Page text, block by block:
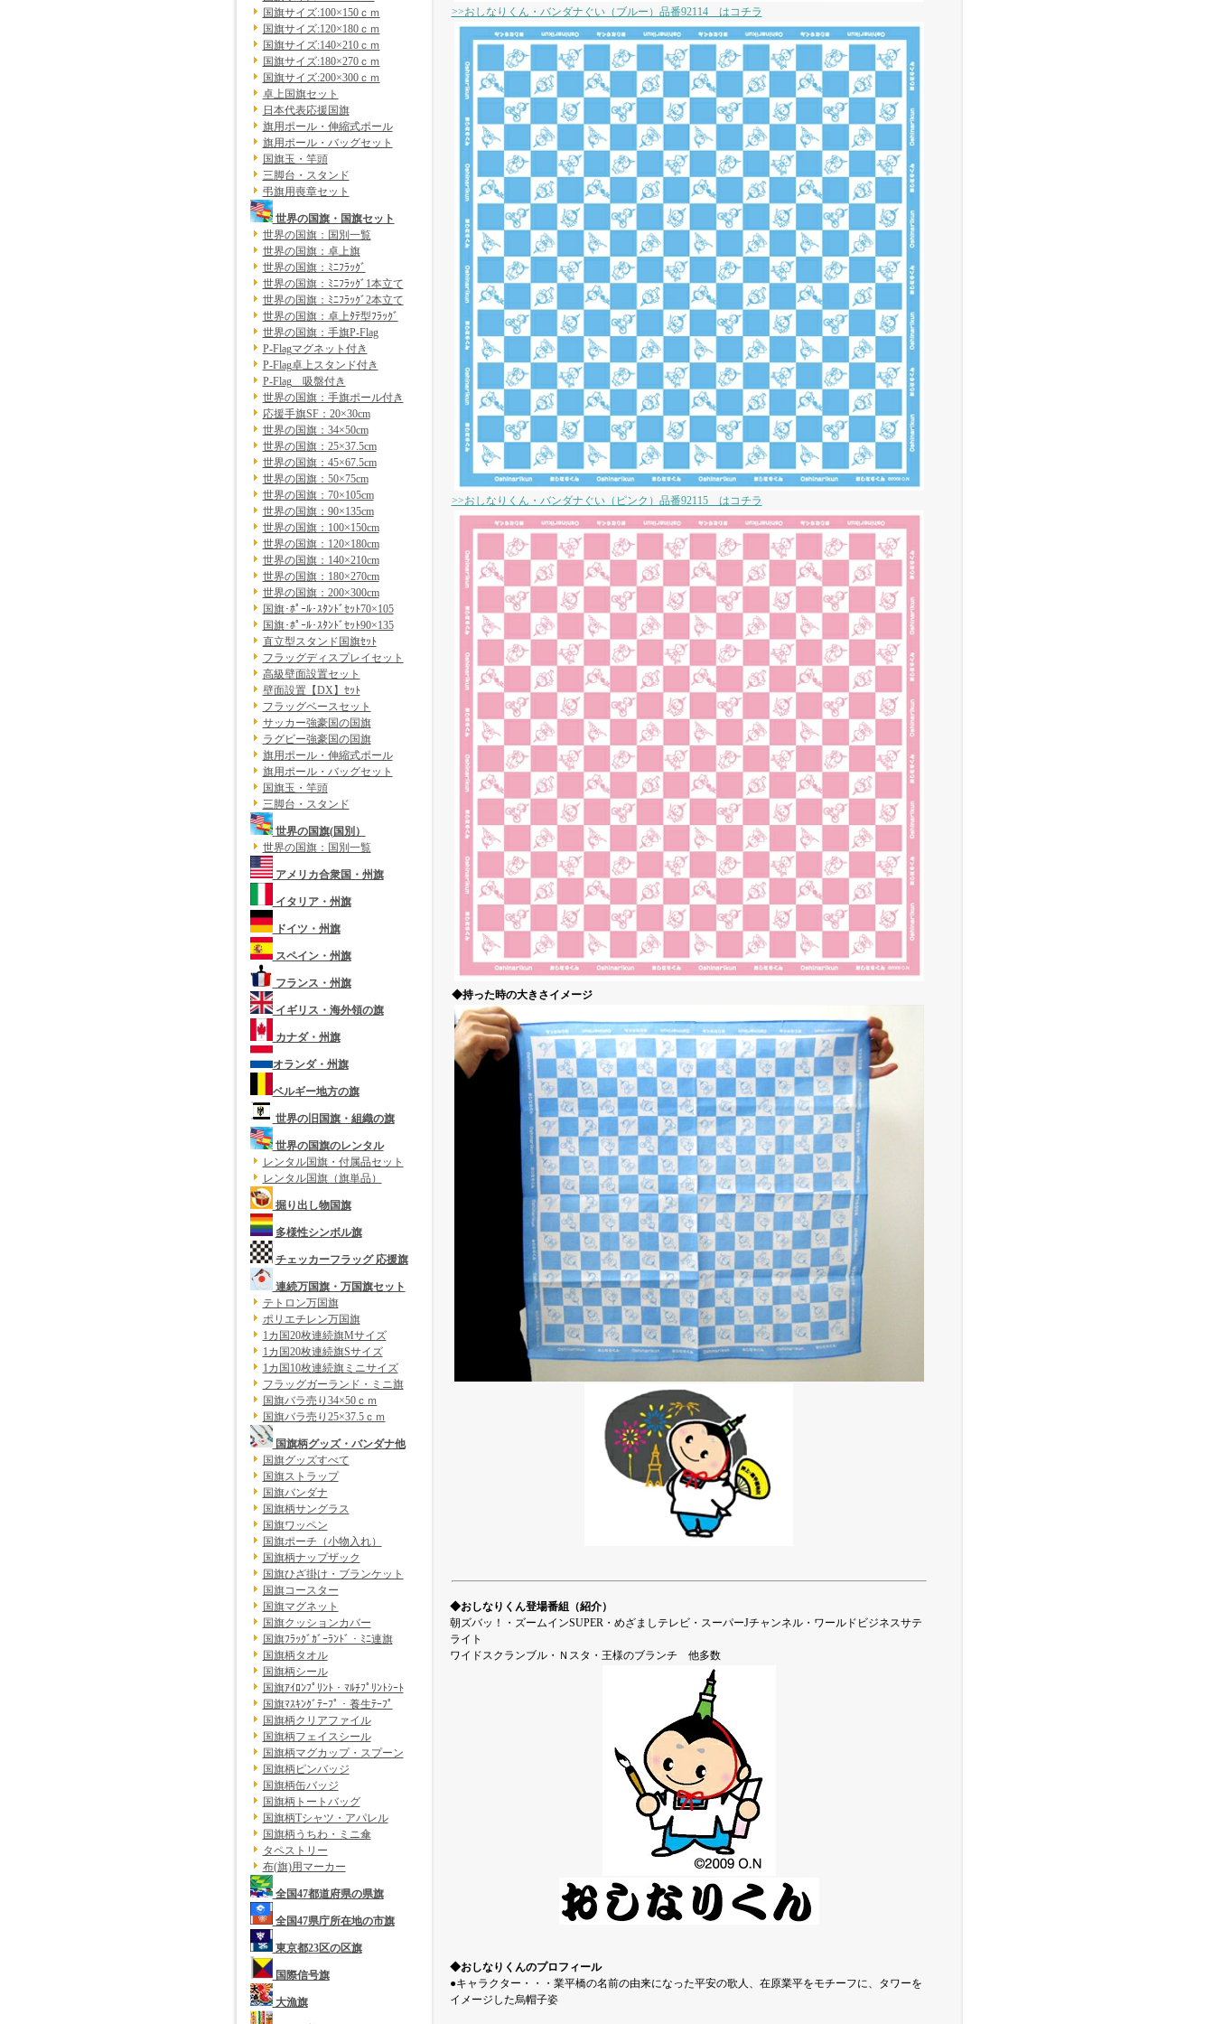
国旗サイズ:100×150ｃｍ
国旗サイズ:120×180ｃｍ
国旗サイズ:140×210ｃｍ
国旗サイズ:180×270ｃｍ
国旗サイズ:200×300ｃｍ
卓上国旗セット
日本代表応援国旗
旗用ポール・伸縮式ポール
旗用ポール・バッグセット
国旗玉・竿頭
三脚台・スタンド
弔旗用喪章セット
世界の国旗・国旗セット
世界の国旗：国別一覧
世界の国旗：卓上旗
世界の国旗：ﾐﾆﾌﾗｯｸﾞ
世界の国旗：ﾐﾆﾌﾗｯｸﾞ1本立て
世界の国旗：ﾐﾆﾌﾗｯｸﾞ2本立て
世界の国旗：卓上ﾀﾃ型ﾌﾗｯｸﾞ
世界の国旗：手旗P-Flag
P-Flagマグネット付き
P-Flag卓上スタンド付き
P-Flag 吸盤付き
世界の国旗：手旗ポール付き
応援手旗SF：20×30cm
世界の国旗：34×50cm
世界の国旗：25×37.5cm
世界の国旗：45×67.5cm
世界の国旗：50×75cm
世界の国旗：70×105cm
世界の国旗：90×135cm
世界の国旗：100×150cm
世界の国旗：120×180cm
世界の国旗：140×210cm
世界の国旗：180×270cm
世界の国旗：200×300cm
国旗･ﾎﾟｰﾙ･ｽﾀﾝﾄﾞｾｯﾄ70×105
国旗･ﾎﾟｰﾙ･ｽﾀﾝﾄﾞｾｯﾄ90×135
直立型スタンド国旗ｾｯﾄ
フラッグディスプレイセット
高級壁面設置セット
壁面設置【DX】ｾｯﾄ
フラッグベースセット
サッカー強豪国の国旗
ラグビー強豪国の国旗
旗用ポール・伸縮式ポール
旗用ポール・バッグセット
国旗玉・竿頭
三脚台・スタンド
世界の国旗(国別）
世界の国旗：国別一覧
アメリカ合衆国・州旗
イタリア・州旗
ドイツ・州旗
スペイン・州旗
フランス・州旗
イギリス・海外領の旗
カナダ・州旗
オランダ・州旗
ベルギー地方の旗
世界の旧国旗・組織の旗
世界の国旗のレンタル
レンタル国旗・付属品セット
レンタル国旗（旗単品）
掘り出し物国旗
多様性シンボル旗
チェッカーフラッグ 応援旗
連続万国旗・万国旗セット
テトロン万国旗
ポリエチレン万国旗
1カ国20枚連続旗Mサイズ
1カ国20枚連続旗Sサイズ
1カ国10枚連続旗ミニサイズ
フラッグガーランド・ミニ旗
国旗バラ売り34×50ｃｍ
国旗バラ売り25×37.5ｃｍ
国旗柄グッズ・バンダナ他
国旗グッズすべて
国旗ストラップ
国旗バンダナ
国旗柄サングラス
国旗ワッペン
国旗ポーチ（小物入れ）
国旗柄ナップザック
国旗ひざ掛け・ブランケット
国旗コースター
国旗マグネット
国旗クッションカバー
国旗ﾌﾗｯｸﾞｶﾞｰﾗﾝﾄﾞ・ﾐﾆ連旗
国旗柄タオル
国旗柄シール
国旗ｱｲﾛﾝﾌﾟﾘﾝﾄ・ﾏﾙﾁﾌﾟﾘﾝﾄｼｰﾄ
国旗ﾏｽｷﾝｸﾞﾃｰﾌﾟ・養生ﾃｰﾌﾟ
国旗柄クリアファイル
国旗柄フェイスシール
国旗柄マグカップ・スプーン
国旗柄ピンバッジ
国旗柄缶バッジ
国旗柄トートバッグ
国旗柄Tシャツ・アパレル
国旗柄うちわ・ミニ傘
タペストリー
布(旗)用マーカー
全国47都道府県の県旗
全国47県庁所在地の市旗
東京都23区の区旗
国際信号旗
大漁旗
>>おしなりくん・バンダナぐい（ブルー）品番92114 はコチラ
>>おしなりくん・バンダナぐい（ピンク）品番92115 はコチラ
◆持った時の大きさイメージ
◆おしなりくん登場番組（紹介）
朝ズバッ！・ズームインSUPER・めざましテレビ・スーパーJチャンネル・ワールドビジネスサテ
ライト
ワイドスクランブル・Ｎスタ・王様のブランチ 他多数
◆おしなりくんのプロフィール
●キャラクター・・・業平橋の名前の由来になった平安の歌人、在原業平をモチーフに、タワーを
イメージした烏帽子姿